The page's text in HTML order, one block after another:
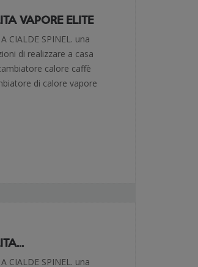
VAPORE ELITE
CIALDE SPINEL. una
di realizzare a casa
calore caffè
di calore vapore
CIALDE SPINEL. una